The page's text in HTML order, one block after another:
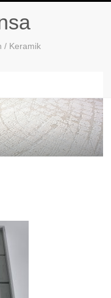
/ Keramik